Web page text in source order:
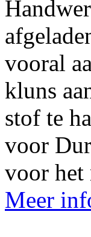
vooral
kluns
stof te
voor
voor het
Meer